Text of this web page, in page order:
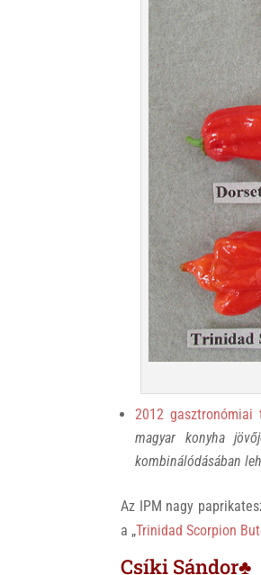
2012 gasztronómiai
magyar konyha
kombinálódásában
Az IPM nagy
a „Trinidad Scorpion
Csíki Sándor♣